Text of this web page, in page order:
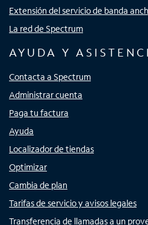
Extensión del servicio de banda
La red de Spectrum
AYUDA Y
Contacta a Spectrum
Administrar cuenta
Paga tu factura
Ayuda
Localizador de tiendas
Optimizar
Cambia de plan
Tarifas de servicio y avisos legales
Transferencia de llamadas a un